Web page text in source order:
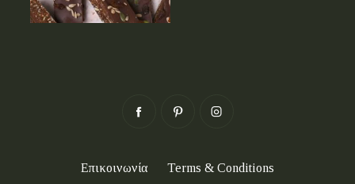
Επικοινωνία Terms & Conditions